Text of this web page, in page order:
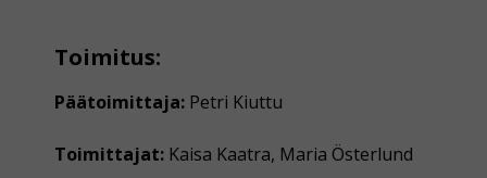
Toimitus:
Päätoimittaja: Petri Kiuttu
Toimittajat: Kaisa Kaatra, Maria Österlund